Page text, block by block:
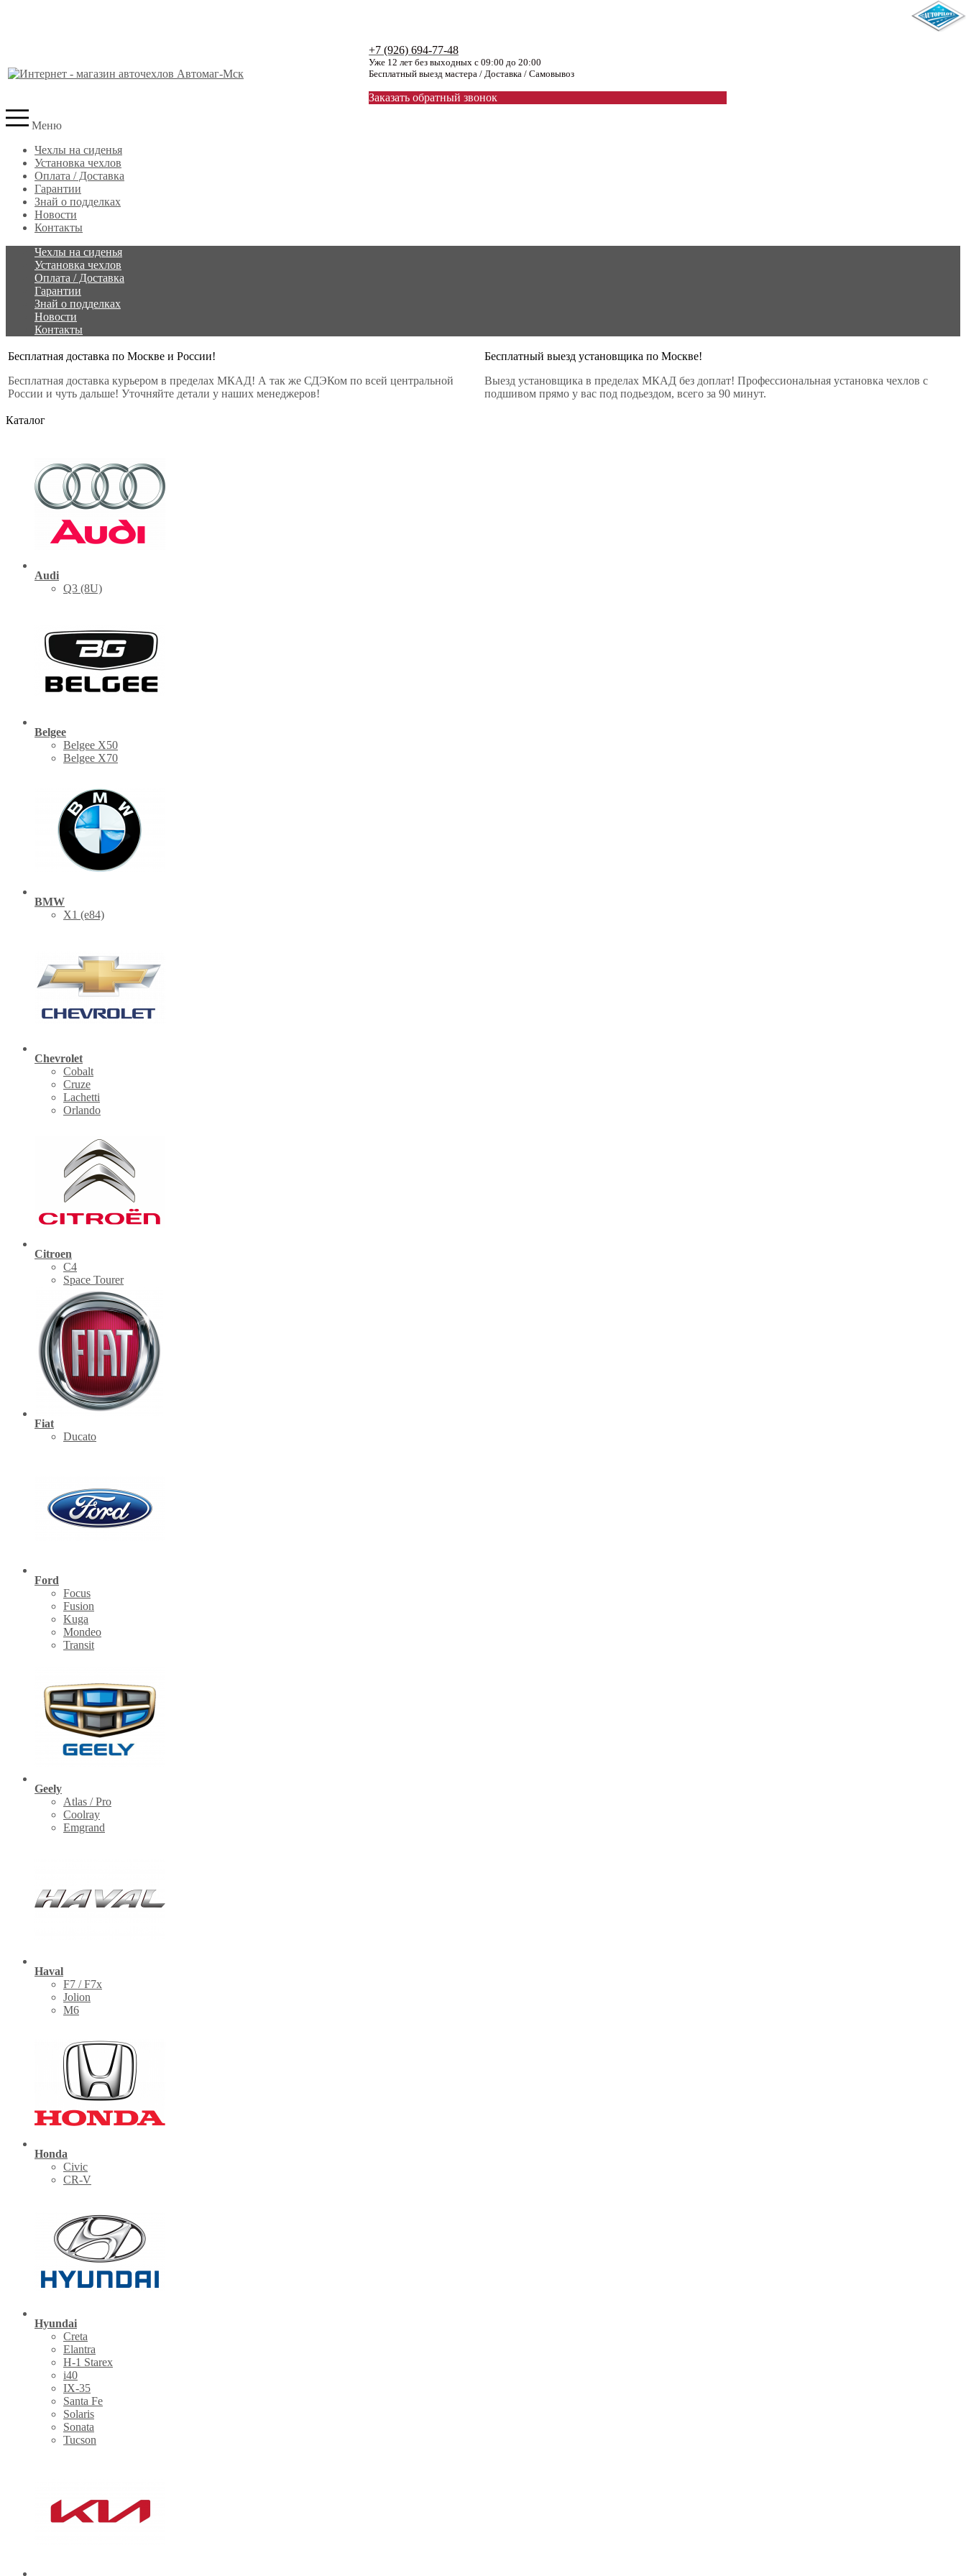
+7 (926) 694-77-48
Уже 12 лет без выходных с 09:00 до 20:00
Бесплатный выезд мастера / Доставка / Самовывоз
Заказать обратный звонок
Меню
Чехлы на сиденья
Установка чехлов
Оплата / Доставка
Гарантии
Знай о подделках
Новости
Контакты
Чехлы на сиденья
Установка чехлов
Оплата / Доставка
Гарантии
Знай о подделках
Новости
Контакты
Бесплатная доставка по Москве и России!
Бесплатная доставка курьером в пределах МКАД! А так же СДЭКом по всей центральной
России и чуть дальше! Уточняйте детали у наших менеджеров!
Бесплатный выезд установщика по Москве!
Выезд установщика в пределах МКАД без доплат! Профессиональная установка чехлов с
подшивом прямо у вас под подьездом, всего за 90 минут.
Каталог
Audi
Q3 (8U)
Belgee
Belgee X50
Belgee X70
BMW
X1 (е84)
Chevrolet
Cobalt
Cruze
Lachetti
Orlando
Citroen
C4
Space Tourer
Fiat
Ducato
Ford
Focus
Fusion
Kuga
Mondeo
Transit
Geely
Atlas / Pro
Coolray
Emgrand
Haval
F7 / F7x
Jolion
M6
Honda
Civic
CR-V
Hyundai
Creta
Elantra
H-1 Starex
i40
IX-35
Santa Fe
Solaris
Sonata
Tucson